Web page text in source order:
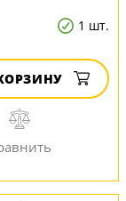
1 шт.